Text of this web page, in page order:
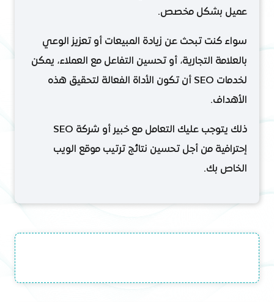
عميل بشكل مخصص.
سواء كنت تبحث عن زيادة المبيعات أو تعزيز الوعي
بالعلامة التجارية، أو تحسين التفاعل مع العملاء، يمكن
لخدمات SEO أن تكون الأداة الفعالة لتحقيق هذه
الأهداف.
ذلك يتوجب عليك التعامل مع خبير أو شركة SEO
إحترافية من أجل تحسين نتائج ترتيب موقع الويب
الخاص بك.